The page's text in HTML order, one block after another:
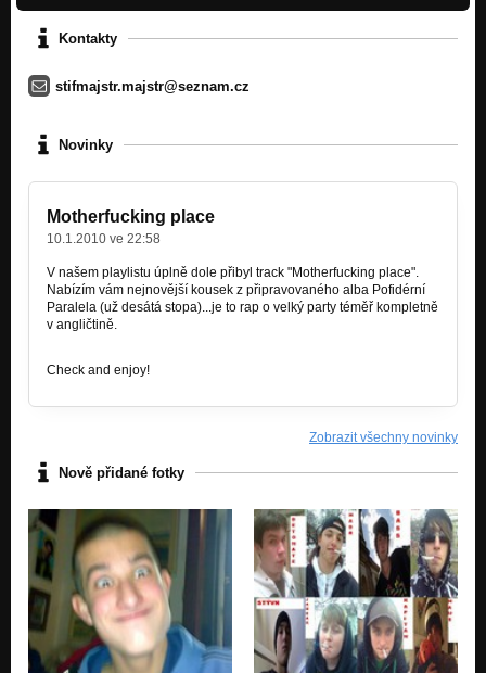
Detonate-Libimseti
Nezařazeno
Nezařazeno
Nezařazeno
Detonate-Obrana
Detonate-Rhodos
Detonate-Nevzdávej
Nezařazeno
FNK Crew-Návrat
Nezařazeno
Detonate-Bullshit
Detonate-Carpe Diem
Nezařazeno
Detonate-Motherfucking place
Nezařazeno
Detonate-Pohádka o slonovinové věži+rap Jelita ze stridacky
Kontakty
stifmajstr.majstr@seznam.cz
Novinky
Motherfucking place
10.1.2010 ve 22:58
V našem playlistu úplně dole přibyl track "Motherfucking place".
Nabízím vám nejnovější kousek z připravovaného alba Pofidérní
Paralela (už desátá stopa)...je to rap o velký party téměř kompletně
v angličtině.
Check and enjoy!
Zobrazit všechny novinky
Nově přidané fotky